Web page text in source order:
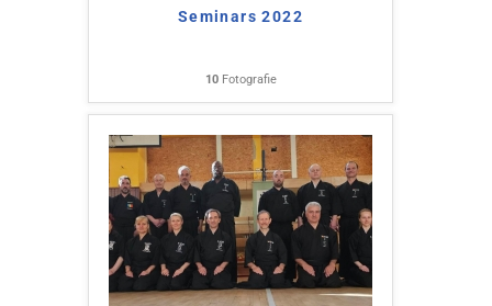
Seminars 2022
10Fotografie